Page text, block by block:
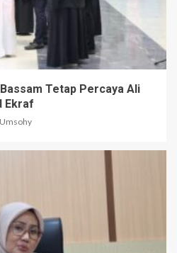
Tetap Percaya Ali
Ekraf